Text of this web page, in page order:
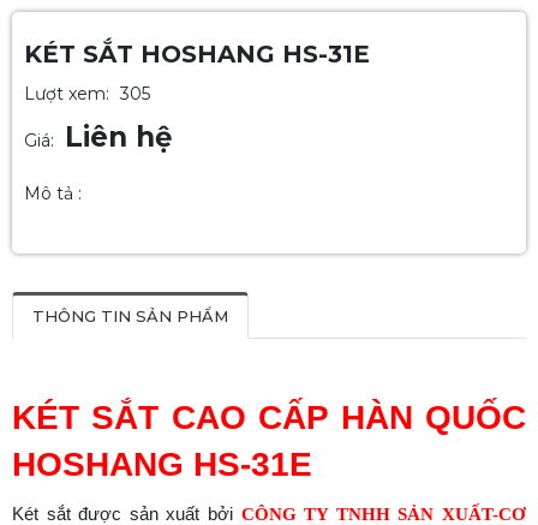
KÉT SẮT HOSHANG HS-31E
Lượt xem: 305
Giá: Liên hệ
Mô tả :
THÔNG TIN SẢN PHẨM
KÉT SẮT CAO CẤP HÀN QUỐC
HOSHANG HS-31E
Két sắt được sản xuất bởi CÔNG TY TNHH SẢN XUẤT-CƠ